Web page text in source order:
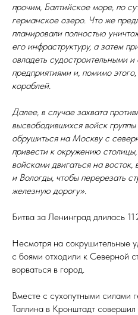
прочим, Балтийское море, по
германское озеро. Что же
планировали полностью
его инфраструктуру, а затем
овладеть судостроительными
предприятиями и, помимо
кораблей.
Далее, в случае захвата
высвободившихся войск
обрушиться на Москву с
привести к окружению
войсками двигаться на
и Вологды, чтобы перерезать
железную дорогу».
Битва за Ленинград длилась
Несмотря на сокрушительные
с боями отходили к Северной
ворваться в город.
Вместе с сухопутными силами
Таллина в Кронштадт совершил